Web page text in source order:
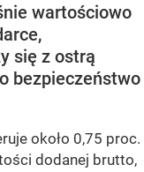
wartościowo
się z ostrą
bezpieczeństwo
około 0,75 proc.
dodanej brutto,